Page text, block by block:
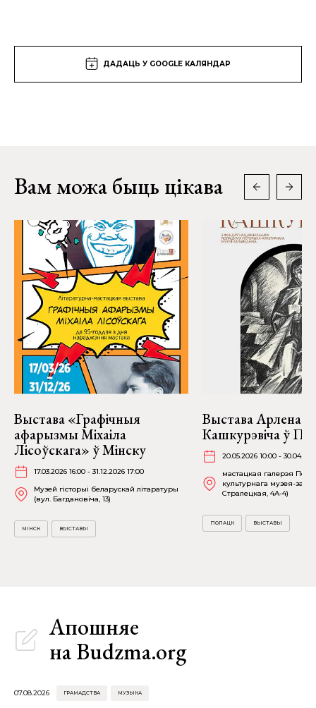
ДАДАЦЬ У GOOGLE КАЛЯНДАР
Вам можа быць цікава
Выстава «Графічныя
афарызмы Міхаіла
Лісоўскага» ў Мінску
17.03.2026 16:00 - 31.12.2026 17:00
Музей гісторыі беларускай літаратуры
(вул. Багдановіча, 13)
МІНСК ВЫСТАВЫ
Выстава Арлена
Кашкурэвіча ў
20.05.2026 10:00 -
мастацкая галерэя
культурнага музея-
Стралецкая, 4A-4)
ПОЛАЦК ВЫСТАВЫ
Апошняе
на Budzma.org
07.08.2026 ГРАМАДСТВА МУЗЫКА